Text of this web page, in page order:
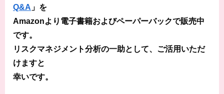
Q&A 」を
Amazonより電子書籍およびペーパーバックで販売中
です。
リスクマネジメント分析の一助として、ご活用いただ
けますと
幸いです。